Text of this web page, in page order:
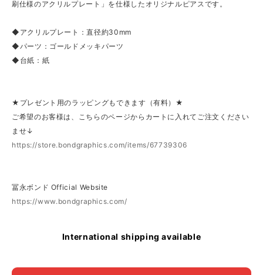
刷仕様のアクリルプレート」を仕様したオリジナルピアスです。
◆アクリルプレート：直径約30mm
◆パーツ：ゴールドメッキパーツ
◆台紙：紙
★プレゼント用のラッピングもできます（有料）★
ご希望のお客様は、こちらのページからカートに入れてご注文ください
ませ↓
https://store.bondgraphics.com/items/67739306
冨永ボンド Official Website
https://www.bondgraphics.com/
International shipping available